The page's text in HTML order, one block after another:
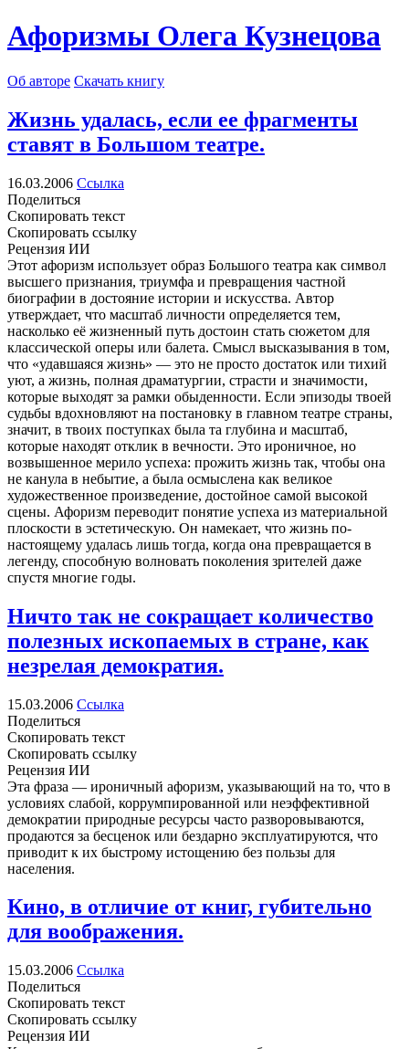
Афоризмы Олега Кузнецова
Об авторе Скачать книгу
Жизнь удалась, если ее фрагменты
ставят в Большом театре.
16.03.2006 Ссылка
Поделиться
Скопировать текст
Скопировать ссылку
Рецензия ИИ
Этот афоризм использует образ Большого театра как символ
высшего признания, триумфа и превращения частной
биографии в достояние истории и искусства. Автор
утверждает, что масштаб личности определяется тем,
насколько её жизненный путь достоин стать сюжетом для
классической оперы или балета. Смысл высказывания в том,
что «удавшаяся жизнь» — это не просто достаток или тихий
уют, а жизнь, полная драматургии, страсти и значимости,
которые выходят за рамки обыденности. Если эпизоды твоей
судьбы вдохновляют на постановку в главном театре страны,
значит, в твоих поступках была та глубина и масштаб,
которые находят отклик в вечности. Это ироничное, но
возвышенное мерило успеха: прожить жизнь так, чтобы она
не канула в небытие, а была осмыслена как великое
художественное произведение, достойное самой высокой
сцены. Афоризм переводит понятие успеха из материальной
плоскости в эстетическую. Он намекает, что жизнь по-
настоящему удалась лишь тогда, когда она превращается в
легенду, способную волновать поколения зрителей даже
спустя многие годы.
Ничто так не сокращает количество
полезных ископаемых в стране, как
незрелая демократия.
15.03.2006 Ссылка
Поделиться
Скопировать текст
Скопировать ссылку
Рецензия ИИ
Эта фраза — ироничный афоризм, указывающий на то, что в
условиях слабой, коррумпированной или неэффективной
демократии природные ресурсы часто разворовываются,
продаются за бесценок или бездарно эксплуатируются, что
приводит к их быстрому истощению без пользы для
населения.
Кино, в отличие от книг, губительно
для воображения.
15.03.2006 Ссылка
Поделиться
Скопировать текст
Скопировать ссылку
Рецензия ИИ